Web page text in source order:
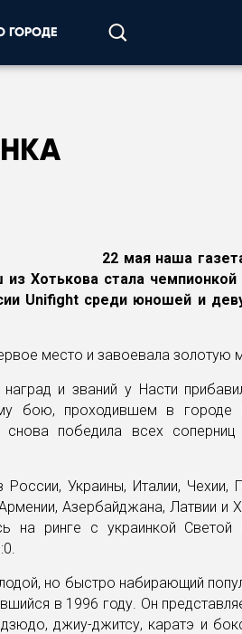
ГОРОДЕ
22 мая наша
Хотькова стала чемпионкой
Unifight среди юношей и
место и завоевала золотую
и званий у Насти
бою, проходившем в городе
снова победила всех
Украины, Италии, Чехии,
Азербайджана, Латвии и
на ринге с украинкой Светой
но быстро набирающий
в 1996 году. Он
джиу-джитсу, каратэ и